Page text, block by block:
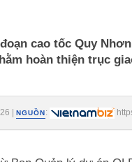
cao tốc Quy
hoàn thiện trục
| NGUỒN: